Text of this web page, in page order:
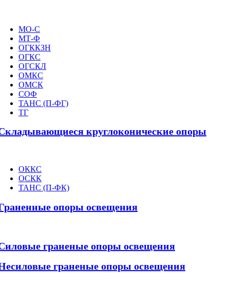
МО-С
МТ-Ф
ОГККЗН
ОГКС
ОГСКЛ
ОМКС
ОМСК
СОФ
ТАНС (П-ФГ)
ТГ
круглоконические опоры
ОККС
ОСКК
ТАНС (П-ФК)
опоры освещения
граненые опоры освещения
граненые опоры освещения